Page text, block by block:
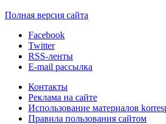
Полная версия сайта
Facebook
Twitter
RSS-ленты
E-mail рассылка
Контакты
Реклама на сайте
Использование материалов
Правила пользования сайтом